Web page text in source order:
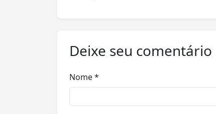
Deixe seu comentário
Nome *